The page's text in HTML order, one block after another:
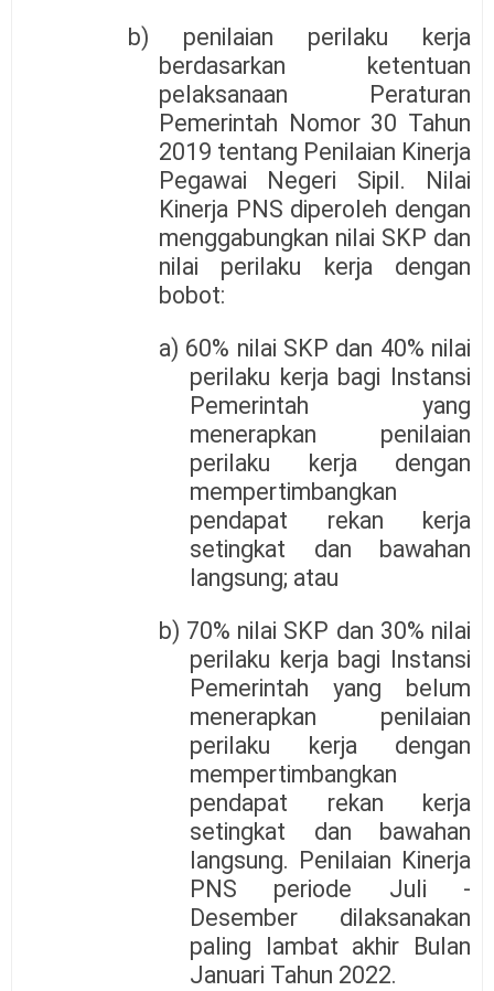
b) penilaian perilaku kerja
berdasarkan ketentuan
pelaksanaan Peraturan
Pemerintah Nomor 30 Tahun
2019 tentang Penilaian Kinerja
Pegawai Negeri Sipil. Nilai
Kinerja PNS diperoleh dengan
menggabungkan nilai SKP dan
nilai perilaku kerja dengan
bobot:
a) 60% nilai SKP dan 40% nilai
perilaku kerja bagi Instansi
Pemerintah yang
menerapkan penilaian
perilaku kerja dengan
mempertimbangkan
pendapat rekan kerja
setingkat dan bawahan
langsung; atau
b) 70% nilai SKP dan 30% nilai
perilaku kerja bagi Instansi
Pemerintah yang belum
menerapkan penilaian
perilaku kerja dengan
mempertimbangkan
pendapat rekan kerja
setingkat dan bawahan
langsung. Penilaian Kinerja
PNS periode Juli -
Desember dilaksanakan
paling lambat akhir Bulan
Januari Tahun 2022.